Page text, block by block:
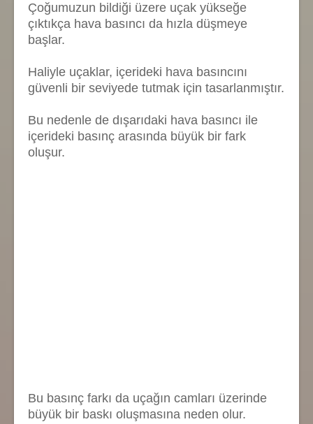
Çoğumuzun bildiği üzere uçak yükseğe
çıktıkça hava basıncı da hızla düşmeye
başlar.
Haliyle uçaklar, içerideki hava basıncını
güvenli bir seviyede tutmak için tasarlanmıştır.
Bu nedenle de dışarıdaki hava basıncı ile
içerideki basınç arasında büyük bir fark
oluşur.
Bu basınç farkı da uçağın camları üzerinde
büyük bir baskı oluşmasına neden olur.